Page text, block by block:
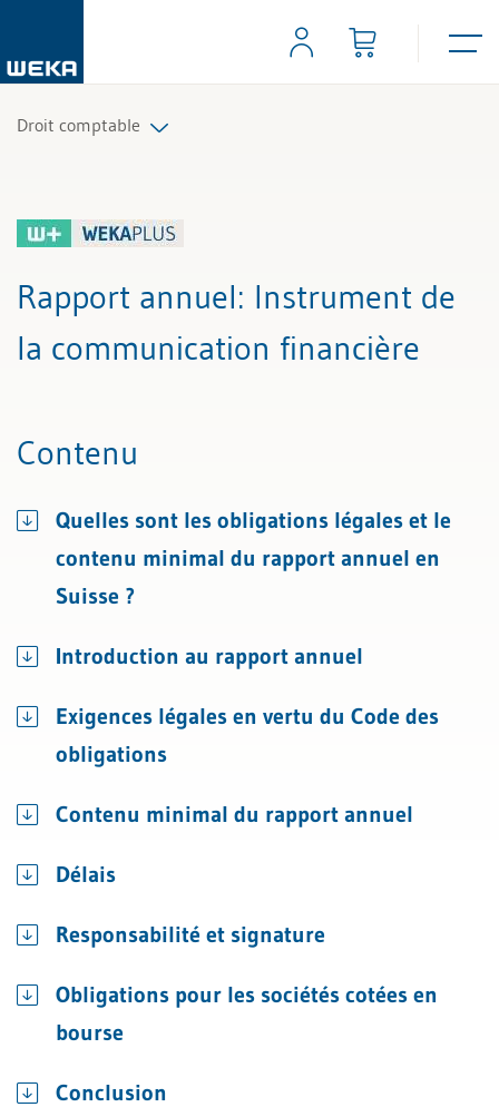
Droit comptable
Rapport annuel: Instrument de
la communication financière
Contenu
Quelles sont les obligations légales et le
contenu minimal du rapport annuel en
Suisse ?
Introduction au rapport annuel
Exigences légales en vertu du Code des
obligations
Contenu minimal du rapport annuel
Délais
Responsabilité et signature
Obligations pour les sociétés cotées en
bourse
Conclusion